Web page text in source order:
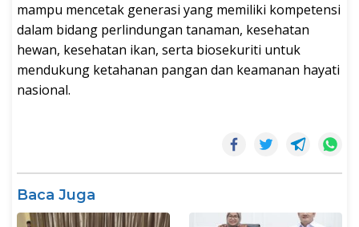
mampu mencetak generasi yang memiliki kompetensi
dalam bidang perlindungan tanaman, kesehatan
hewan, kesehatan ikan, serta biosekuriti untuk
mendukung ketahanan pangan dan keamanan hayati
nasional.
Baca Juga